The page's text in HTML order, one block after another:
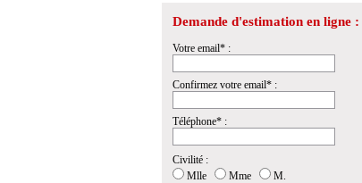
Demande d'estimation en ligne :
Votre email* :
Confirmez votre email* :
Téléphone* :
Civilité :
Mlle
Mme
M.